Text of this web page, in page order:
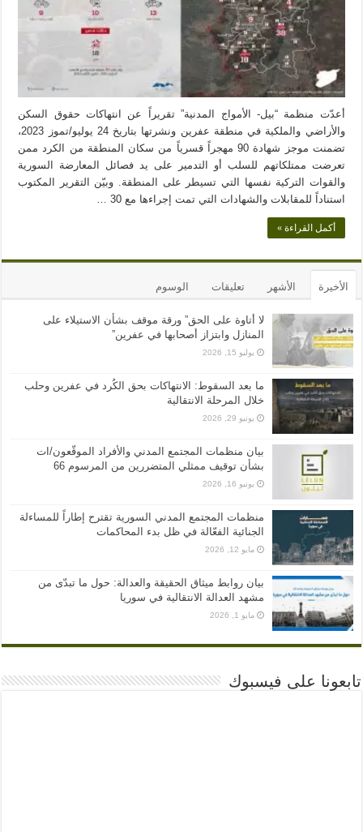
أعدّت منظمة “بيل- الأمواج المدنية” تقريراً عن انتهاكات حقوق السكن
والأراضي والملكية في منطقة عفرين ونشرتها بتاريخ 24 يوليو/تموز 2023،
تضمنت موجز شهادة 90 مهجراً قسرياً من سكان المنطقة من الكرد ممن
تعرضت ممتلكاتهم للسلب أو التدمير على يد فصائل المعارضة السورية
والقوات التركية نفسها التي تسيطر على المنطقة. وبيّن التقرير المكتوب
استناداً للمقابلات والشهادات التي تمت إجراءها مع 30 …
أكمل القراءة »
الأخيرة الأشهر تعليقات الوسوم
لا أتاوة على الحق” ورقة موقف بشأن الاستيلاء على
المنازل وابتزاز أصحابها في عفرين”
يوليو 15, 2026
ما بعد السقوط: الانتهاكات بحق الكُرد في عفرين وحلب
خلال المرحلة الانتقالية
يونيو 29, 2026
بيان منظمات المجتمع المدني والأفراد الموقّعون/ات
بشأن توقيف ممثلي المتضررين من المرسوم 66
يونيو 16, 2026
منظمات المجتمع المدني السورية تقترح إطاراً للمساءلة
الجنائية الفعّالة في ظل بدء المحاكمات
مايو 12, 2026
بيان روابط ميثاق الحقيقة والعدالة: حول ما تبدّى من
مشهد العدالة الانتقالية في سوريا
مايو 1, 2026
تابعونا على فيسبوك